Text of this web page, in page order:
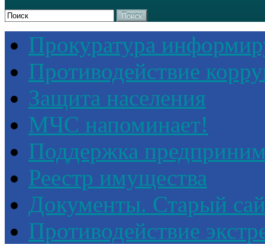
Поиск
Прокуратура
Противодействие
Защита населения
МЧС напоминает!
Поддержка
Реестр имущества
Документы. Старый
Противодействие